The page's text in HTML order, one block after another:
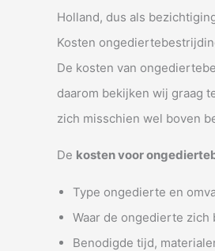
Holland, dus als
Kosten
De kosten van
daarom bekijken wij graag
zich misschien wel boven
De kosten voor
Type ongedierte en
Waar de ongedierte zich
Benodigde tijd,